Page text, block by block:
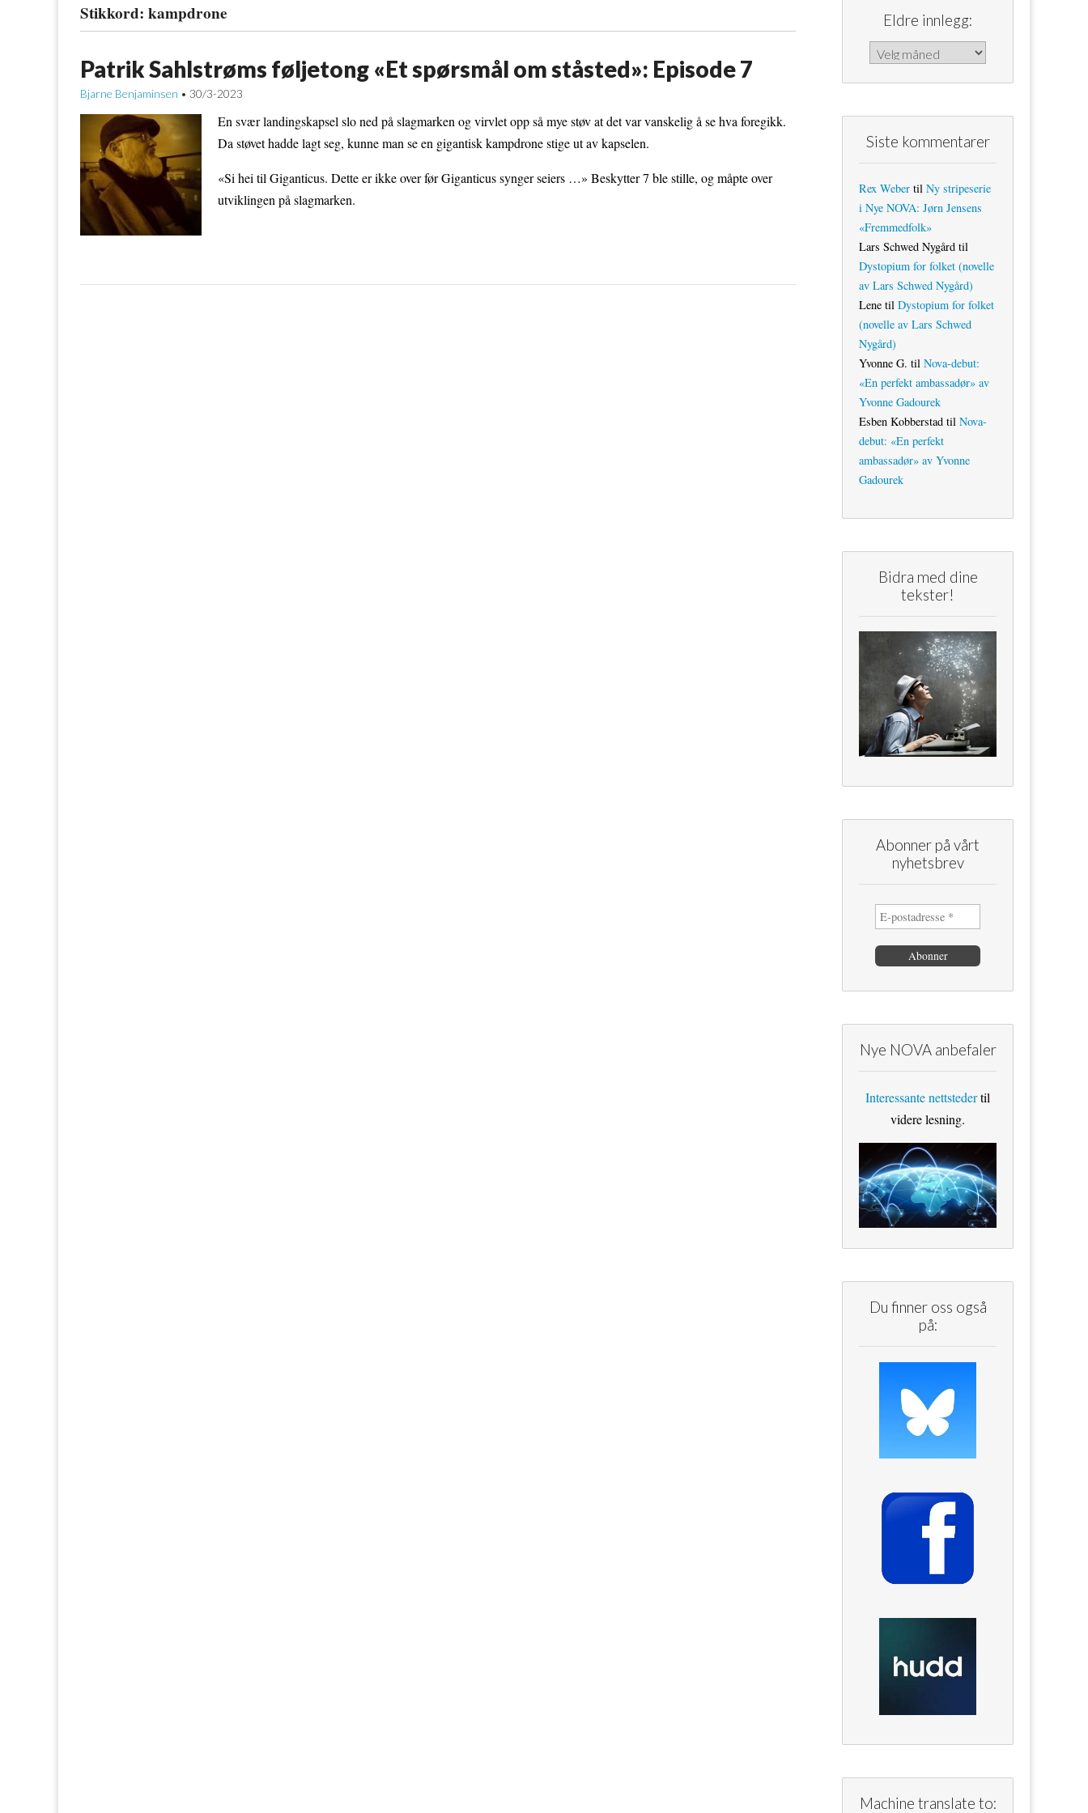
Stikkord: kampdrone
Patrik Sahlstrøms føljetong «Et spørsmål om ståsted»: Episode 7
Bjarne Benjaminsen • 30/3-2023
En svær landingskapsel slo ned på slagmarken og virvlet opp så mye støv at det var vanskelig å se hva foregikk.
Da støvet hadde lagt seg, kunne man se en gigantisk kampdrone stige ut av kapselen.
«Si hei til Giganticus. Dette er ikke over før Giganticus synger seiers …» Beskytter 7 ble stille, og måpte over
utviklingen på slagmarken.
Eldre innlegg:
Eldre innlegg:
Siste kommentarer
Rex Weber til Ny stripeserie
i Nye NOVA: Jørn Jensens
«Fremmedfolk»
Lars Schwed Nygård til
Dystopium for folket (novelle
av Lars Schwed Nygård)
Lene til Dystopium for folket
(novelle av Lars Schwed
Nygård)
Yvonne G. til Nova-debut:
«En perfekt ambassadør» av
Yvonne Gadourek
Esben Kobberstad til Nova-
debut: «En perfekt
ambassadør» av Yvonne
Gadourek
Bidra med dine
tekster!
Abonner på vårt
nyhetsbrev
Nye NOVA anbefaler
Interessante nettstedertil
videre lesning.
Du finner oss også
på:
Machine translate to: